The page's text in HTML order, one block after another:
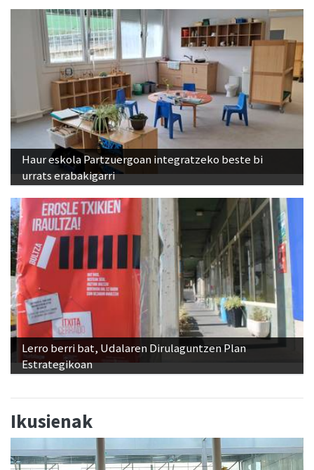
Haur eskola Partzuergoan integratzeko beste bi
urrats erabakigarri
Lerro berri bat, Udalaren Dirulaguntzen Plan
Estrategikoan
Ikusienak